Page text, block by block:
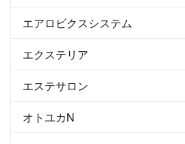
エアロビクスシステム
エクステリア
エステサロン
オトユカN